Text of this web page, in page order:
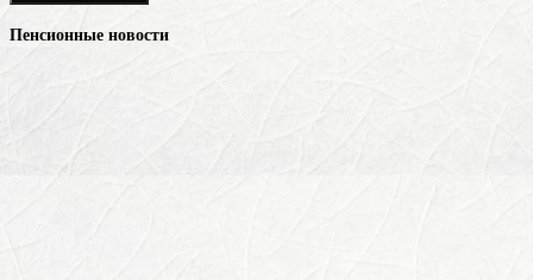
Пенсионные новости